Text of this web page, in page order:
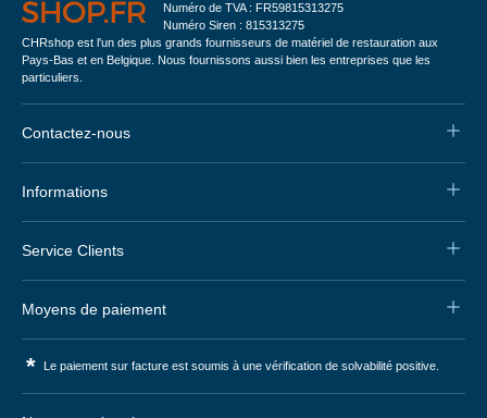
Numéro de TVA : FR59815313275
Numéro Siren : 815313275
CHRshop est l'un des plus grands fournisseurs de matériel de restauration aux
Pays-Bas et en Belgique. Nous fournissons aussi bien les entreprises que les
particuliers.
Contactez-nous
Informations
Service Clients
Moyens de paiement
* Le paiement sur facture est soumis à une vérification de solvabilité positive.